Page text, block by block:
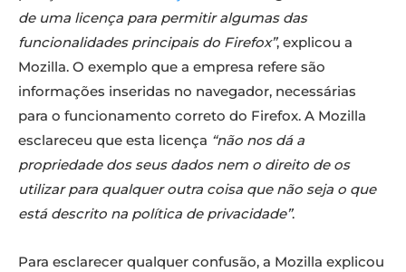
de uma licença para permitir algumas das
funcionalidades principais do Firefox”, explicou a
Mozilla. O exemplo que a empresa refere são
informações inseridas no navegador, necessárias
para o funcionamento correto do Firefox. A Mozilla
esclareceu que esta licença “não nos dá a
propriedade dos seus dados nem o direito de os
utilizar para qualquer outra coisa que não seja o que
está descrito na política de privacidade”.
Para esclarecer qualquer confusão, a Mozilla explicou